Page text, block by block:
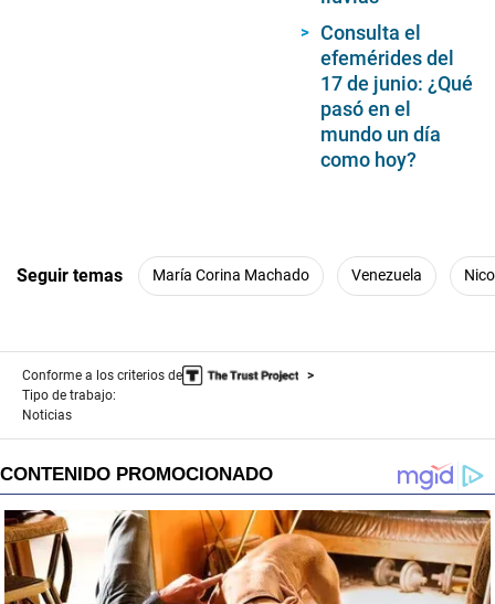
Consulta el
efemérides del
17 de junio: ¿Qué
pasó en el
mundo un día
como hoy?
Seguir temas María Corina Machado Venezuela
Conforme a los criterios de
Tipo de trabajo:
Noticias